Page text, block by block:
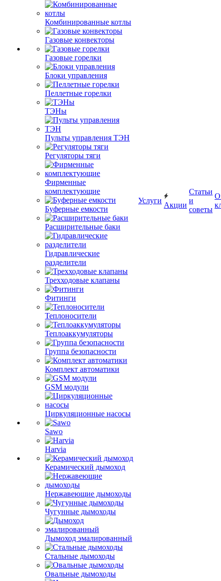
Комбинированные котлы
Газовые конвекторы
Газовые горелки
Блоки управления
Пеллетные горелки
ТЭНы
Пульты управления ТЭН
Регуляторы тяги
Фирменные
комплектующие
Буферные емкости
Расширительные баки
Гидравлические
разделители
Трехходовые клапаны
Фитинги
Теплоносители
Теплоаккумуляторы
Группа безопасности
Комплект автоматики
GSM модули
Циркуляционные насосы
Sawo
Harvia
Керамический дымоход
Нержавеющие дымоходы
Чугунные дымоходы
Дымоход эмалированный
Стальные дымоходы
Овальные дымоходы
Услуги
Акции
Статьи
и
советы